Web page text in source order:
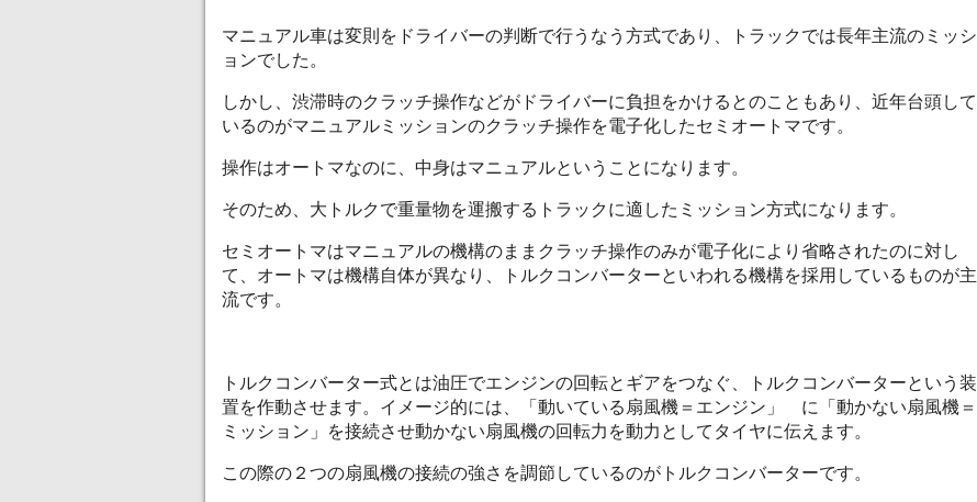
マニュアル車は変則をドライバーの判断で行うなう方式であり、トラックでは長年主流のミッシ
ョンでした。
しかし、渋滞時のクラッチ操作などがドライバーに負担をかけるとのこともあり、近年台頭して
いるのがマニュアルミッションのクラッチ操作を電子化したセミオートマです。
操作はオートマなのに、中身はマニュアルということになります。
そのため、大トルクで重量物を運搬するトラックに適したミッション方式になります。
セミオートマはマニュアルの機構のままクラッチ操作のみが電子化により省略されたのに対し
て、オートマは機構自体が異なり、トルクコンバーターといわれる機構を採用しているものが主
流です。
トルクコンバーター式とは油圧でエンジンの回転とギアをつなぐ、トルクコンバーターという装
置を作動させます。イメージ的には、「動いている扇風機＝エンジン」 に「動かない扇風機＝
ミッション」を接続させ動かない扇風機の回転力を動力としてタイヤに伝えます。
この際の２つの扇風機の接続の強さを調節しているのがトルクコンバーターです。